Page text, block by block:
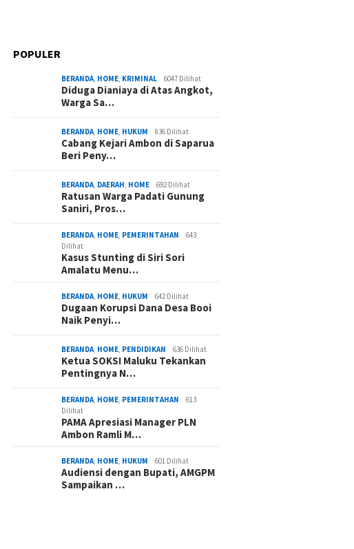
POPULER
BERANDA, HOME, KRIMINAL 6047 Dilihat
Diduga Dianiaya di Atas Angkot,
Warga Sa…
BERANDA, HOME, HUKUM 836 Dilihat
Cabang Kejari Ambon di Saparua
Beri Peny…
BERANDA, DAERAH, HOME 692 Dilihat
Ratusan Warga Padati Gunung
Saniri, Pros…
BERANDA, HOME, PEMERINTAHAN
643
Dilihat
Kasus Stunting di Siri Sori
Amalatu Menu…
BERANDA, HOME, HUKUM 642 Dilihat
Dugaan Korupsi Dana Desa Booi
Naik Penyi…
BERANDA, HOME, PENDIDIKAN 636 Dilihat
Ketua SOKSI Maluku Tekankan
Pentingnya N…
BERANDA, HOME, PEMERINTAHAN
613
Dilihat
PAMA Apresiasi Manager PLN
Ambon Ramli M…
BERANDA, HOME, HUKUM 601 Dilihat
Audiensi dengan Bupati, AMGPM
Sampaikan …